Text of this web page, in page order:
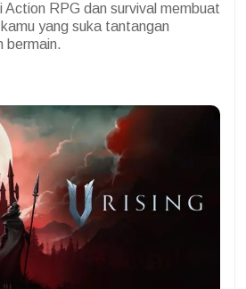
Action RPG dan survival membuat
yang suka tantangan
bermain.